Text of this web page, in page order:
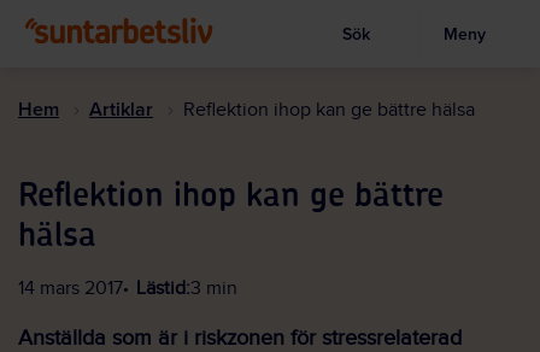
till
Visa sökruta
Sök Meny
Hem Artiklar Reflektion ihop kan ge bättre hälsa
Reflektion ihop kan ge bättre
hälsa
14 mars 2017 Lästid:3 min
Anställda som är i riskzonen för stressrelaterad